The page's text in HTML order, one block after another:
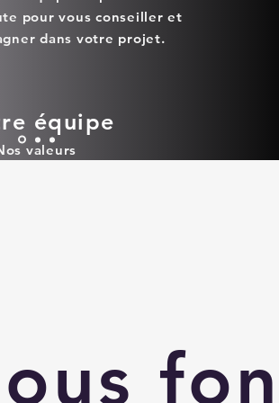
pour vous conseiller et
dans votre projet.
équipe
valeurs